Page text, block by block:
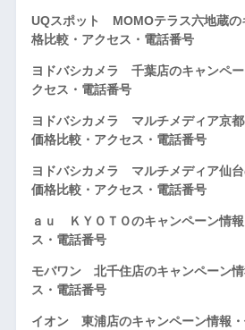
UQスポット MOMOテラス六地蔵の
格比較・アクセス・電話番号
ヨドバシカメラ 千葉店のキャンペ
クセス・電話番号
ヨドバシカメラ マルチメディア京都
価格比較・アクセス・電話番号
ヨドバシカメラ マルチメディア仙台
価格比較・アクセス・電話番号
ａｕ ＫＹＯＴＯのキャンペーン情
ス・電話番号
モバワン 北千住店のキャンペーン
ス・電話番号
イオン 東浦店のキャンペーン情報・